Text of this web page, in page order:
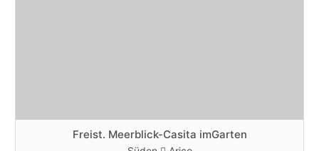
Freist. Meerblick-Casita imGarten